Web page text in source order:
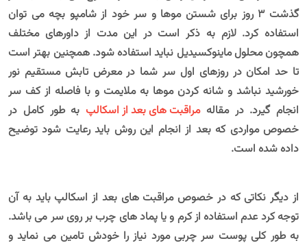
گذشت 3 روز برای شستن موها و سر خود از شامپو بچه می توان
استفاده کرد. لازم به ذکر است در این مدت از داورهای مختلف
همچون محلول ماینوکسیدیل نباید استفاده شود. همچنین بهتر است
تا حد امکان در روزهای اول سر شما در معرض تابش مستقیم نور
خورشید نباشد و شانه کردن موها به ملایمت و با فاصله از کف سر
انجام گیرد. در مقالهمراقبت های بعد از اسکالپ به طور کامل در
خصوص مواردی که بعد از انجام این روش باید رعایت شود توضیح
داده شده است.
از دیگر نکاتی که در خصوص مراقبت های بعد از اسکالپ باید به آن
توجه کرد عدم استفاده از کرم و یا پماد های چرب بر روی سر می باشد.
به طور کلی پوست سر چربی مورد نیاز را خودش تامین می نماید و